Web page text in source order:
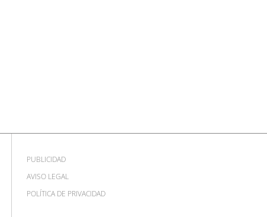
PUBLICIDAD
AVISO LEGAL
POLÍTICA DE PRIVACIDAD